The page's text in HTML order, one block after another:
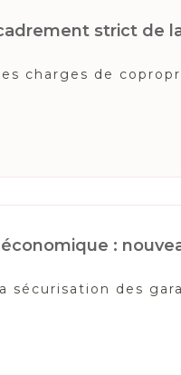
strict de
charges de
:
sécurisation des